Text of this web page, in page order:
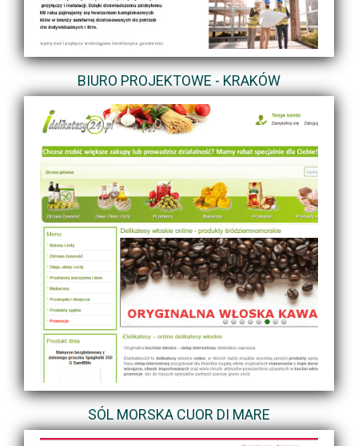
BIURO PROJEKTOWE - KRAKÓW
SÓL MORSKA CUOR DI MARE